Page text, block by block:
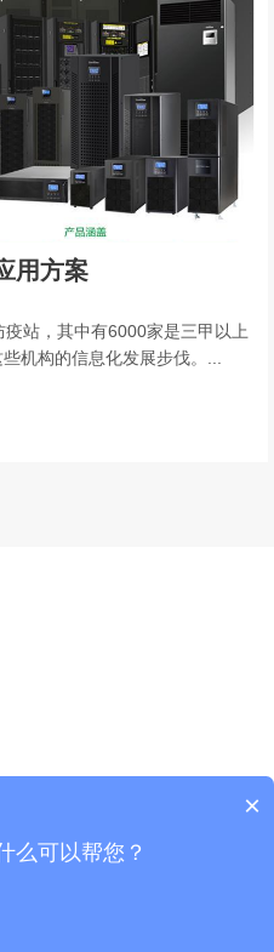
用方案
站，其中有6000家是三甲以上
机构的信息化发展步伐。...
*
×
么可以帮您？